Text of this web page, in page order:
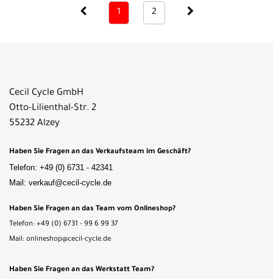
1 2
Cecil Cycle GmbH
Otto-Lilienthal-Str. 2
55232 Alzey
Haben Sie Fragen an das Verkaufsteam im Geschäft?
Telefon: +49 (0) 6731 - 42341
Mail: verkauf@cecil-cycle.de
Haben Sie Fragen an das Team vom Onlineshop?
Telefon: +49 (0) 6731 - 99 6 99 37
Mail: onlineshop@cecil-cycle.de
Haben Sie Fragen an das Werkstatt Team?